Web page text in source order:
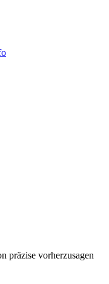
präzise vorherzusagen